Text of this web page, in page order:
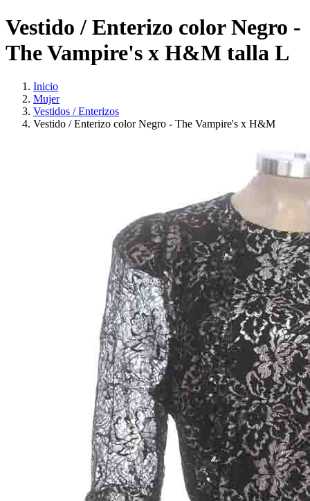
Vestido / Enterizo color Negro -
The Vampire's x H&M talla L
Inicio
Mujer
Vestidos / Enterizos
Vestido / Enterizo color Negro - The Vampire's x H&M